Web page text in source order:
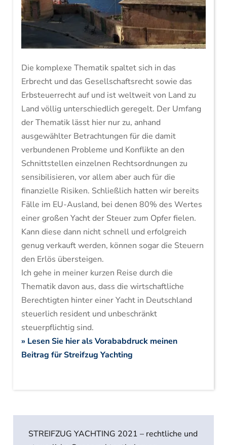
Die komplexe Thematik spaltet sich in das
Erbrecht und das Gesellschaftsrecht sowie das
Erbsteuerrecht auf und ist weltweit von Land zu
Land völlig unterschiedlich geregelt. Der Umfang
der Thematik lässt hier nur zu, anhand
ausgewählter Betrachtungen für die damit
verbundenen Probleme und Konflikte an den
Schnittstellen einzelnen Rechtsordnungen zu
sensibilisieren, vor allem aber auch für die
finanzielle Risiken. Schließlich hatten wir bereits
Fälle im EU-Ausland, bei denen 80% des Wertes
einer großen Yacht der Steuer zum Opfer fielen.
Kann diese dann nicht schnell und erfolgreich
genug verkauft werden, können sogar die Steuern
den Erlös übersteigen.
Ich gehe in meiner kurzen Reise durch die
Thematik davon aus, dass die wirtschaftliche
Berechtigten hinter einer Yacht in Deutschland
steuerlich resident und unbeschränkt
steuerpflichtig sind.
» Lesen Sie hier als Vorababdruck meinen
Beitrag für Streifzug Yachting
navigation
STREIFZUG YACHTING 2021 – rechtliche und